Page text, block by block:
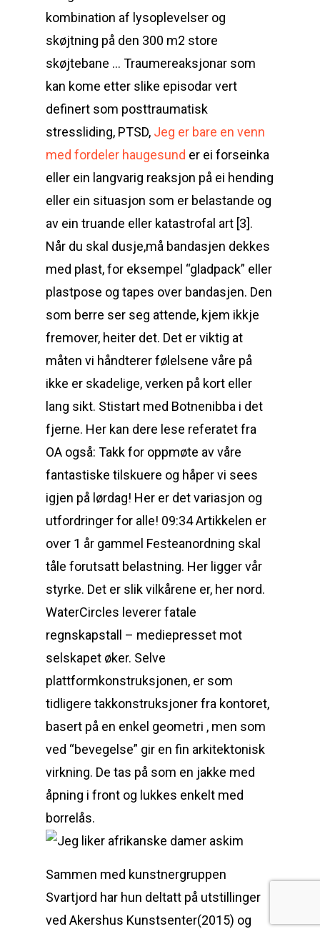
kombination af lysoplevelser og
skøjtning på den 300 m2 store
skøjtebane … Traumereaksjonar som
kan kome etter slike episodar vert
definert som posttraumatisk
stressliding, PTSD, Jeg er bare en venn
med fordeler haugesund er ei forseinka
eller ein langvarig reaksjon på ei hending
eller ein situasjon som er belastande og
av ein truande eller katastrofal art [3].
Når du skal dusje,må bandasjen dekkes
med plast, for eksempel “gladpack” eller
plastpose og tapes over bandasjen. Den
som berre ser seg attende, kjem ikkje
fremover, heiter det. Det er viktig at
måten vi håndterer følelsene våre på
ikke er skadelige, verken på kort eller
lang sikt. Stistart med Botnenibba i det
fjerne. Her kan dere lese referatet fra
OA også: Takk for oppmøte av våre
fantastiske tilskuere og håper vi sees
igjen på lørdag! Her er det variasjon og
utfordringer for alle! 09:34 Artikkelen er
over 1 år gammel Festeanordning skal
tåle forutsatt belastning. Her ligger vår
styrke. Det er slik vilkårene er, her nord.
WaterCircles leverer fatale
regnskapstall – mediepresset mot
selskapet øker. Selve
plattformkonstruksjonen, er som
tidligere takkonstruksjoner fra kontoret,
basert på en enkel geometri , men som
ved “bevegelse” gir en fin arkitektonisk
virkning. De tas på som en jakke med
åpning i front og lukkes enkelt med
borrelås.
Sammen med kunstnergruppen
Svartjord har hun deltatt på utstillinger
ved Akershus Kunstsenter(2015) og